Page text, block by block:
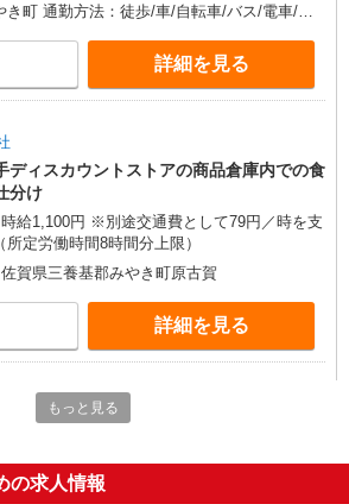
き町 通勤方法：徒歩/車/自転車/バス/電車/バ
料）駐車場利用OK
詳細を見る
ディスカウントストアの商品倉庫内での食
分け
時給1,100円 ※別途交通費として79円／時を支
所定労働時間8時間分上限）
佐賀県三養基郡みやき町原古賀
詳細を見る
送センター
【平日・土】時給1,034円〜1,174円 【日・
時給1,134円〜1,274円 ※経験・能力に応じ
もっと見る
の求人情報